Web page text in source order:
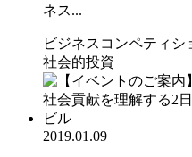
ネス...
ビジネスコンペティシ
社会的投資
2019.01.09